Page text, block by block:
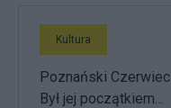
Kultura
Poznański
Był jej początkiem…